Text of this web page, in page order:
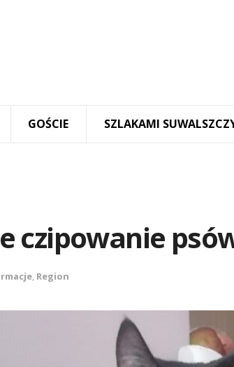
GOŚCIE SZLAKAMI
czipowanie
, Region